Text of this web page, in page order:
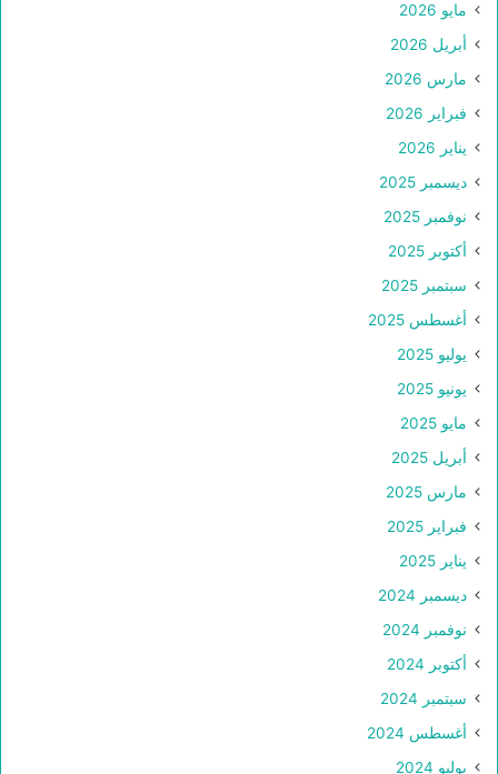
مايو 2026
أبريل 2026
مارس 2026
فبراير 2026
يناير 2026
ديسمبر 2025
نوفمبر 2025
أكتوبر 2025
سبتمبر 2025
أغسطس 2025
يوليو 2025
يونيو 2025
مايو 2025
أبريل 2025
مارس 2025
فبراير 2025
يناير 2025
ديسمبر 2024
نوفمبر 2024
أكتوبر 2024
سبتمبر 2024
أغسطس 2024
يوليو 2024